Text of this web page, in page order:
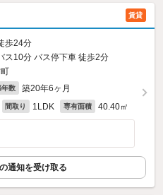
賃貸
歩24分
ス10分 バス停下車 徒歩2分
年数 築20年6ヶ月
間取り 1LDK 専有面積 40.40㎡
通知を受け取る